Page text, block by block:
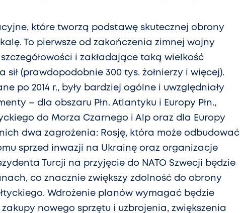
które tworzą podstawę skutecznej obrony
To pierwsze od zakończenia zimnej wojny
i zakładające taką wielkość
(prawdopodobnie 300 tys. żołnierzy i więcej).
po 2014 r., były bardziej ogólne i uwzględniały
– dla obszaru Płn. Atlantyku i Europy Płn.,
do Morza Czarnego i Alp oraz dla Europy
dwa zagrożenia: Rosję, która może odbudować
sprzed inwazji na Ukrainę oraz organizacje
Turcji na przyjęcie do NATO Szwecji będzie
co znacznie zwiększy zdolność do obrony
Wdrożenie planów wymagać będzie
nowego sprzętu i uzbrojenia, zwiększenia